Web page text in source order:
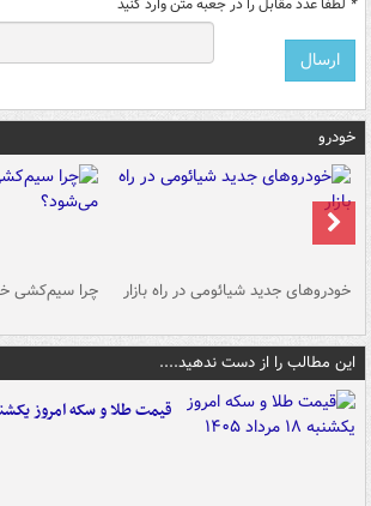
خودرو
خودروهای جدید شیائومی در راه بازار چرا سیم‌کشی
این مطالب را از دست ندهید....
قیمت طلا و سکه امروز یکشنبه ۱۸ مرداد